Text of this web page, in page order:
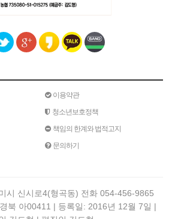
이용약관
청소년보호정책
책임의 한계와 법적고지
문의하기
시 신시로4(형곡동) 전화 054-456-9865
북 아00411 | 등록일: 2016년 12월 7일 |